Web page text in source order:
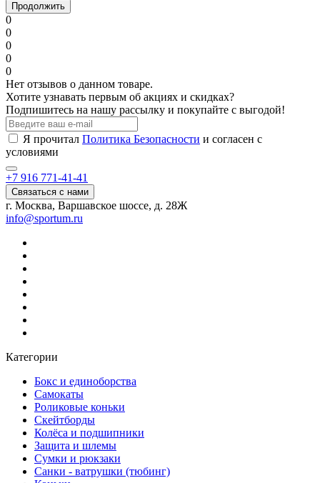
Продолжить
0
0
0
0
0
Нет отзывов о данном товаре.
Хотите узнавать первым об акциях и скидках?
Подпишитесь на нашу рассылку и покупайте с выгодой!
Я прочитал Политика Безопасности и согласен с
условиями
+7 916 771-41-41
Связаться с нами
г. Москва, Варшавское шоссе, д. 28Ж
info@sportum.ru
Категории
Бокс и единоборства
Самокаты
Роликовые коньки
Скейтборды
Колёса и подшипники
Защита и шлемы
Сумки и рюкзаки
Санки - ватрушки (тюбинг)